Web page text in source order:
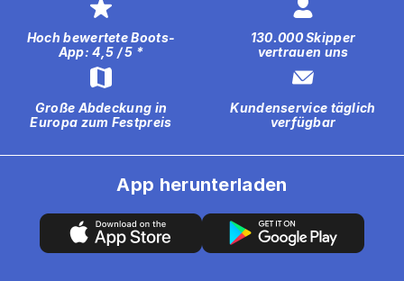
Hoch bewertete Boots-
App: 4,5 / 5 *
130.000 Skipper
vertrauen uns
Große Abdeckung in
Europa zum Festpreis
Kundenservice täglich
verfügbar
App herunterladen